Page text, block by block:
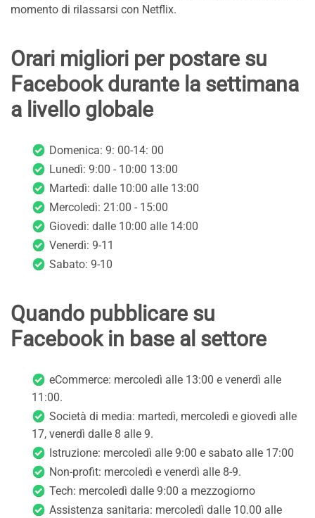
momento di rilassarsi con Netflix.
Orari migliori per postare su
Facebook durante la settimana
a livello globale
Domenica: 9: 00-14: 00
Lunedì: 9:00 - 10:00 13:00
Martedì: dalle 10:00 alle 13:00
Mercoledì: 21:00 - 15:00
Giovedì: dalle 10:00 alle 14:00
Venerdì: 9-11
Sabato: 9-10
Quando pubblicare su
Facebook in base al settore
eCommerce: mercoledì alle 13:00 e venerdì alle
11:00.
Società di media: martedì, mercoledì e giovedì alle
17, venerdì dalle 8 alle 9.
Istruzione: mercoledì alle 9:00 e sabato alle 17:00
Non-profit: mercoledì e venerdì alle 8-9.
Tech: mercoledì dalle 9:00 a mezzogiorno
Assistenza sanitaria: mercoledì dalle 10.00 alle